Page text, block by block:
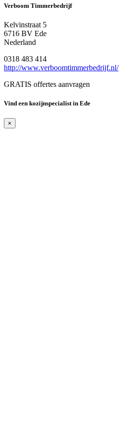
Verboom Timmerbedrijf
Kelvinstraat 5
6716 BV Ede
Nederland
0318 483 414
http://www.verboomtimmerbedrijf.nl/
GRATIS offertes aanvragen
Vind een kozijnspecialist in Ede
×